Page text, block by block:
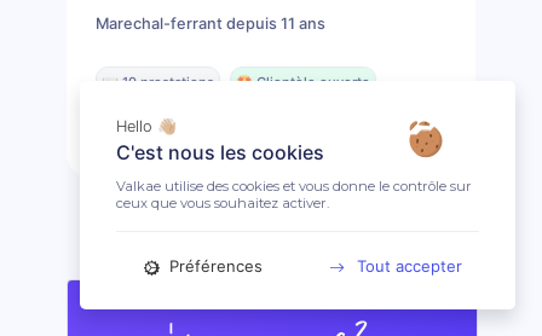
Marechal-ferrant depuis 11 ans
📖 19 prestations 🤩 Clientèle ouverte
Prendre rendez-vous
Hello 👋🏼
C'est nous les cookies
Valkae utilise des cookies et vous donne le contrôle sur
ceux que vous souhaitez activer.
Préférences Tout accepter